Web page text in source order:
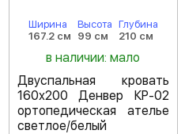
Ширина
167.2 см
Высота
99 см
Глубина
210 см
в наличии: мало
Двуспальная кровать
160х200 Денвер КР-02
ортопедическая ателье
светлое/белый